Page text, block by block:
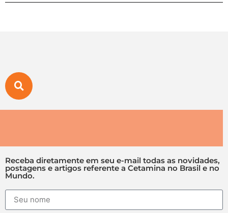
Receba diretamente em seu e-mail todas as novidades,
postagens e artigos referente a Cetamina no Brasil e no
Mundo.